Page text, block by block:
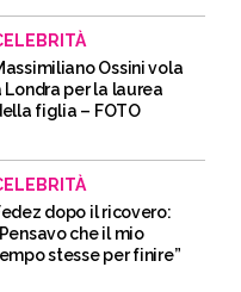
Ossini vola
Londra per la laurea
figlia – FOTO
dopo il ricovero:
che il mio
stesse per finire”